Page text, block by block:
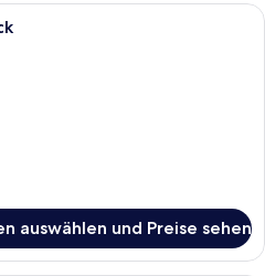
Ein ordentlich bezogenes Bett mit
auswählen und Preise sehen